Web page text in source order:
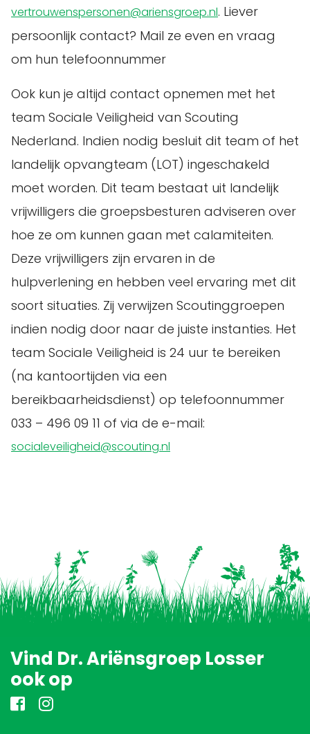
vertrouwenspersonen@ariensgroep.nl. Liever
persoonlijk contact? Mail ze even en vraag
om hun telefoonnummer
Ook kun je altijd contact opnemen met het
team Sociale Veiligheid van Scouting
Nederland. Indien nodig besluit dit team of het
landelijk opvangteam (LOT) ingeschakeld
moet worden. Dit team bestaat uit landelijk
vrijwilligers die groepsbesturen adviseren over
hoe ze om kunnen gaan met calamiteiten.
Deze vrijwilligers zijn ervaren in de
hulpverlening en hebben veel ervaring met dit
soort situaties. Zij verwijzen Scoutinggroepen
indien nodig door naar de juiste instanties. Het
team Sociale Veiligheid is 24 uur te bereiken
(na kantoortijden via een
bereikbaarheidsdienst) op telefoonnummer
033 – 496 09 11 of via de e-mail:
socialeveiligheid@scouting.nl
Vind Dr. Ariënsgroep Losser
ook op